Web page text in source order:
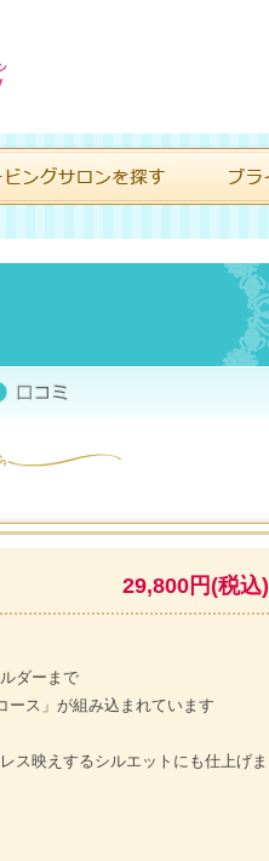
29,800円(税込)
ダーまで
ース」が組み込まれています
ス映えするシルエットにも仕上げま